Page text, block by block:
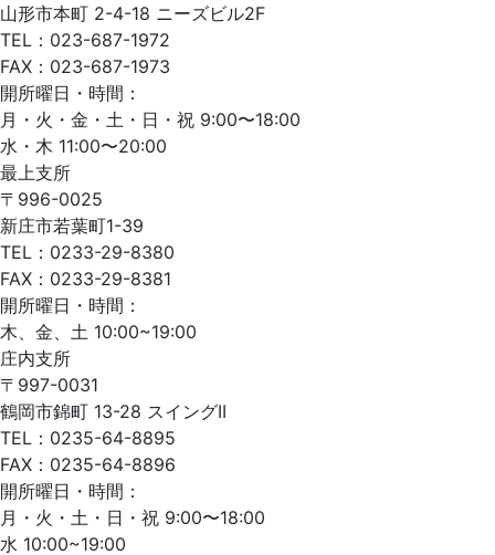
山形市本町 2-4-18 ニーズビル2F
TEL：023-687-1972
FAX：023-687-1973
開所曜日・時間：
月・火・金・土・日・祝 9:00〜18:00
水・木 11:00〜20:00
最上支所
〒996-0025
新庄市若葉町1-39
TEL：0233-29-8380
FAX：0233-29-8381
開所曜日・時間：
木、金、土 10:00~19:00
庄内支所
〒997-0031
鶴岡市錦町 13-28 スイングII
TEL：0235-64-8895
FAX：0235-64-8896
開所曜日・時間：
月・火・土・日・祝 9:00〜18:00
水 10:00~19:00